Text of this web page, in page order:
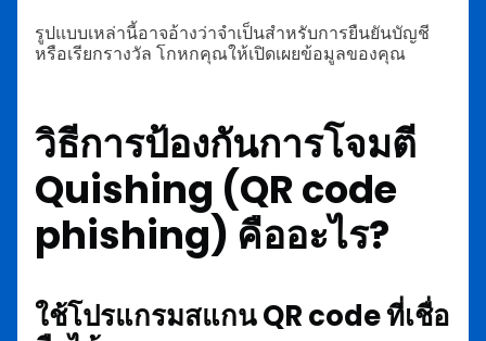
รูปแบบเหล่านี้อาจอ้างว่าจำเป็นสำหรับการยืนยันบัญชี
หรือเรียกรางวัล โกหกคุณให้เปิดเผยข้อมูลของคุณ
วิธีการป้องกันการโจมตี
Quishing (QR code
phishing) คืออะไร?
ใช้โปรแกรมสแกน QR code ที่เชื่อ